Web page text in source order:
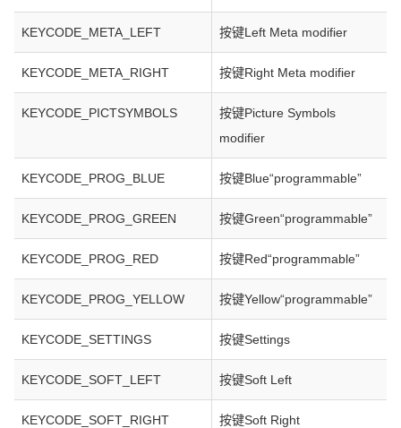
KEYCODE_META_LEFT 按键Left Meta modifier
KEYCODE_META_RIGHT 按键Right Meta modifier
KEYCODE_PICTSYMBOLS
按键Picture Symbols
modifier
KEYCODE_PROG_BLUE 按键Blue“programmable”
KEYCODE_PROG_GREEN 按键Green“programmable”
KEYCODE_PROG_RED 按键Red“programmable”
KEYCODE_PROG_YELLOW 按键Yellow“programmable”
KEYCODE_SETTINGS 按键Settings
KEYCODE_SOFT_LEFT 按键Soft Left
KEYCODE_SOFT_RIGHT 按键Soft Right